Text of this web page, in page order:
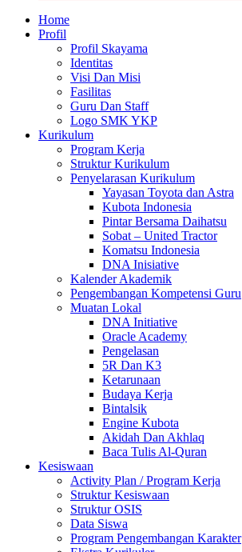
Home
Profil
Profil Skayama
Identitas
Visi Dan Misi
Fasilitas
Guru Dan Staff
Logo SMK YKP
Kurikulum
Program Kerja
Struktur Kurikulum
Penyelarasan Kurikulum
Yayasan Toyota dan Astra
Kubota Indonesia
Pintar Bersama Daihatsu
Sobat – United Tractor
Komatsu Indonesia
DNA Inisiative
Kalender Akademik
Pengembangan Kompetensi Guru
Muatan Lokal
DNA Initiative
Oracle Academy
Pengelasan
5R Dan K3
Ketarunaan
Budaya Kerja
Bintalsik
Engine Kubota
Akidah Dan Akhlaq
Baca Tulis Al-Quran
Kesiswaan
Activity Plan / Program Kerja
Struktur Kesiswaan
Struktur OSIS
Data Siswa
Program Pengembangan Karakter